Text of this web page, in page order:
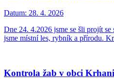
Datum: 28. 4. 2026
Dne 24. 4.2026 jsme se šli projít
jsme místní les, rybník a přírodu.
Kontrola žab v obci